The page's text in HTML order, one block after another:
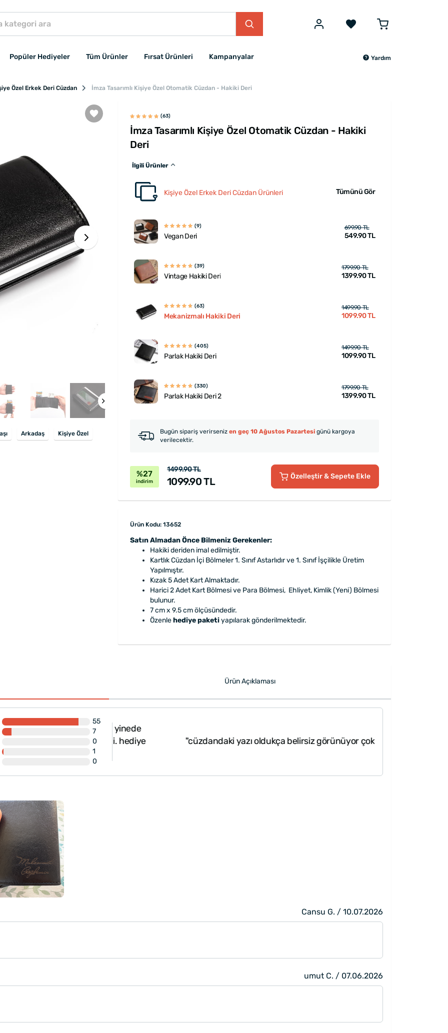
Popüler Hediyeler Tüm Ürünler Fırsat Ürünleri Kampanyalar Yardım
Özel Erkek Deri Cüzdan İmza Tasarımlı Kişiye Özel Otomatik Cüzdan - Hakiki Deri
Arkadaş Kişiye Özel
(63)
İmza Tasarımlı Kişiye Özel Otomatik Cüzdan - Hakiki
Deri
İlgili Ürünler
Kişiye Özel Erkek Deri Cüzdan Ürünleri Tümünü Gör
(9)
Vegan Deri
699.90 TL
549.90 TL
(39)
Vintage Hakiki Deri
1799.90 TL
1399.90 TL
(63)
Mekanizmalı Hakiki Deri
1499.90 TL
1099.90 TL
(405)
Parlak Hakiki Deri
1499.90 TL
1099.90 TL
(330)
Parlak Hakiki Deri 2
1799.90 TL
1399.90 TL
Bugün sipariş verirseniz en geç 10 Ağustos Pazartesi günü kargoya
verilecektir.
%27
indirim
1499.90 TL
1099.90 TL Özelleştir& Sepete Ekle
Ürün Kodu: 13652
Satın Almadan Önce Bilmeniz Gerekenler:
Hakiki deriden imal edilmiştir.
Kartlık Cüzdan İçi Bölmeler 1. Sınıf Astarlıdır ve 1. Sınıf İşçilikle Üretim
Yapılmıştır.
Kızak 5 Adet Kart Almaktadır.
Harici 2 Adet Kart Bölmesi ve Para Bölmesi, Ehliyet, Kimlik (Yeni) Bölmesi
bulunur.
7 cm x 9.5 cm ölçüsündedir.
Özenlehediye paketiyapılarak gönderilmektedir.
Ürün Açıklaması
55
7
0
1
0
silik ama ben yinede
sepetim beni. hediye
"cüzdandaki yazı oldukça belirsiz görünüyor çok soluk"
Cansu G. / 10.07.2026
umut C. / 07.06.2026